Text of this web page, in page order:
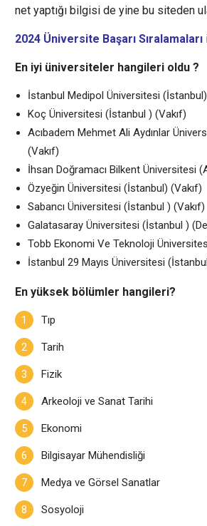
net yaptığı bilgisi de yine bu siteden
2024 Üniversite Başarı Sıralamaları
En iyi üniversiteler hangileri oldu ?
İstanbul Medipol Üniversitesi
Koç Üniversitesi (İstanbul ) (Vakıf)
Acıbadem Mehmet Ali Aydınlar
(Vakıf)
İhsan Doğramacı Bilkent Üniversitesi
Özyeğin Üniversitesi (İstanbul) (Vakıf)
Sabancı Üniversitesi (İstanbul ) (Vakıf)
Galatasaray Üniversitesi (İstanbul )
Tobb Ekonomi Ve Teknoloji
İstanbul 29 Mayıs Üniversitesi
En yüksek bölümler hangileri?
Tıp
Tarih
Fizik
Arkeoloji ve Sanat Tarihi
Ekonomi
Bilgisayar Mühendisliği
Medya ve Görsel Sanatlar
Sosyoloji